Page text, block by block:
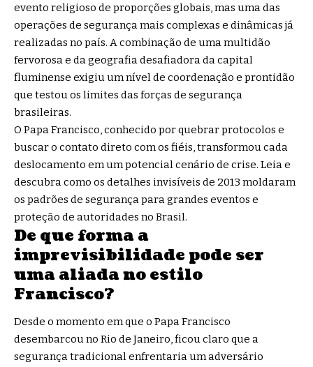
evento religioso de proporções globais, mas uma das
operações de segurança mais complexas e dinâmicas já
realizadas no país. A combinação de uma multidão
fervorosa e da geografia desafiadora da capital
fluminense exigiu um nível de coordenação e prontidão
que testou os limites das forças de segurança
brasileiras.
O Papa Francisco, conhecido por quebrar protocolos e
buscar o contato direto com os fiéis, transformou cada
deslocamento em um potencial cenário de crise. Leia e
descubra como os detalhes invisíveis de 2013 moldaram
os padrões de segurança para grandes eventos e
proteção de autoridades no Brasil.
De que forma a
imprevisibilidade pode ser
uma aliada no estilo
Francisco?
Desde o momento em que o Papa Francisco
desembarcou no Rio de Janeiro, ficou claro que a
segurança tradicional enfrentaria um adversário